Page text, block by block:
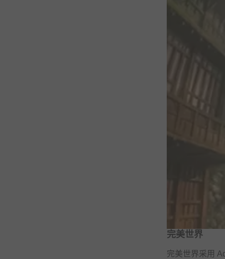
完美世界
完美世界采用